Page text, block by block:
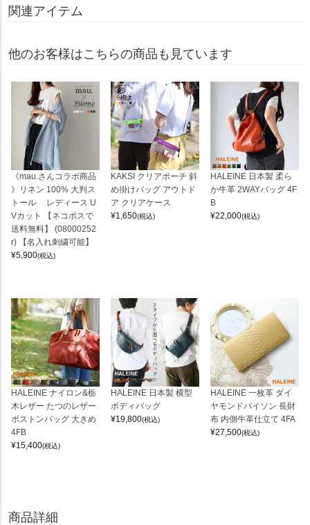
関連アイテム
他のお客様はこちらの商品も見ています
《mau.さんコラボ商品
》リネン 100% 大判ス
トール レディース U
Vカット 【ネコポスで
送料無料】 (08000252
r) 【名入れ刺繍可能】
¥5,900(税込)
KAKSI クリアポーチ 斜
め掛けバッグ アウトド
ア クリアケース
¥1,650(税込)
HALEINE 日本製 柔ら
か牛革 2WAYバッグ 4F
B
¥22,000(税込)
HALEINE ナイロン&栃
木レザー たつのレザー
ボストンバッグ 大きめ
4FB
¥15,400(税込)
HALEINE 日本製 横型
ボディバッグ
¥19,800(税込)
HALEINE 一枚革 ダイ
ヤモンドパイソン 長財
布 内側牛革仕立て 4FA
¥27,500(税込)
商品詳細